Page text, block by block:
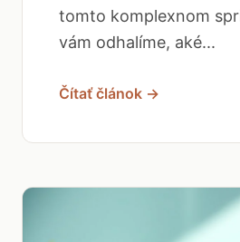
tomto komplexnom
vám odhalíme, aké...
Čítať článok →